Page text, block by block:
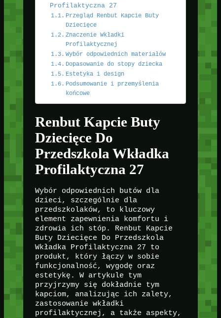
Profilaktyczna 27
Przegląd Renbut Kapcie Buty
Dziecięce
Znaczenie Wkładki
Profilaktycznej
Wybór odpowiednich materiałów
Dopasowanie do stopy dziecka
Estetyka i design
Podsumowanie i przemyślenia
końcowe
Renbut Kapcie Buty
Dziecięce Do
Przedszkola Wkładka
Profilaktyczna 27
Wybór odpowiednich butów dla
dzieci, szczególnie dla
przedszkolaków, to kluczowy
element zapewnienia komfortu i
zdrowia ich stóp. Renbut Kapcie
Buty Dziecięce Do Przedszkola
Wkładka Profilaktyczna 27 to
produkt, który łączy w sobie
funkcjonalność, wygodę oraz
estetykę. W artykule tym
przyjrzymy się dokładnie tym
kapciom, analizując ich zalety,
zastosowanie wkładki
profilaktycznej, a także aspekty,